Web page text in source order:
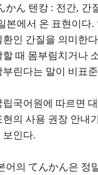
かん 텐캉 : 전간, 간
본에서 온 표현이
환인 간질을 의미한
할 때 몸부림치거나
부린다는 말이 비표
립국어원에 따르면
의 사용 권장 안내
보인다.
어의 てんかん은 정